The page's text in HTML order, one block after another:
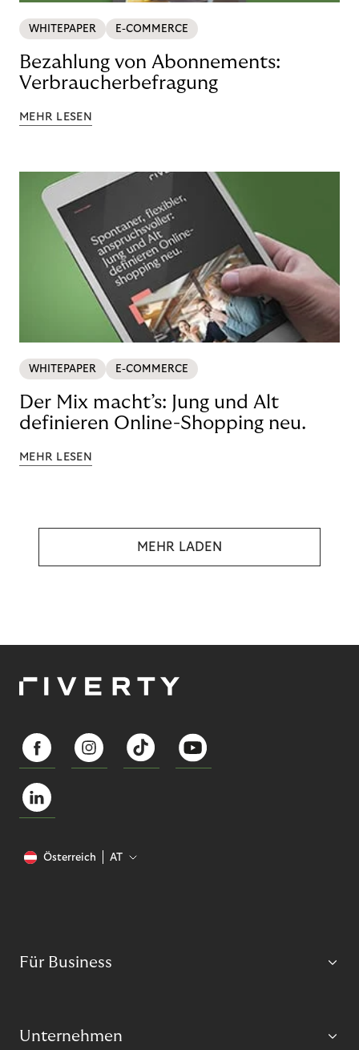
WHITEPAPER E-COMMERCE
Bezahlung von Abonnements:
Verbraucherbefragung
MEHR LESEN
WHITEPAPER E-COMMERCE
Der Mix macht’s: Jung und Alt
definieren Online-Shopping neu.
MEHR LESEN
MEHR LADEN
Österreich AT
Für Business
Unternehmen